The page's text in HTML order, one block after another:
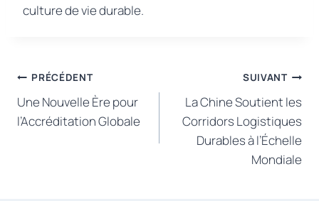
culture de vie durable.
Navigation
de
PRÉCÉDENT
Une Nouvelle Ère pour
l’Accréditation Globale
SUIVANT
La Chine Soutient les
Corridors Logistiques
Durables à l’Échelle
Mondiale